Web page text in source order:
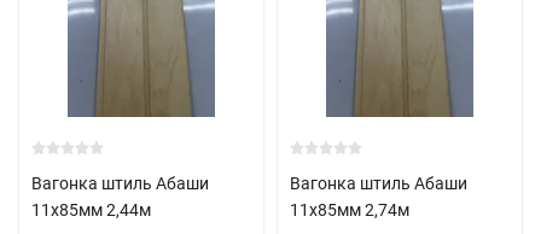
Вагонка штиль Абаши
11х85мм 2,44м
Вагонка штиль Абаши
11х85мм 2,74м